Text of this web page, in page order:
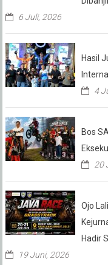
6 Juli, 2026
Hasil
4
Bos
20
Ojo
Hadir
19 Juni, 2026